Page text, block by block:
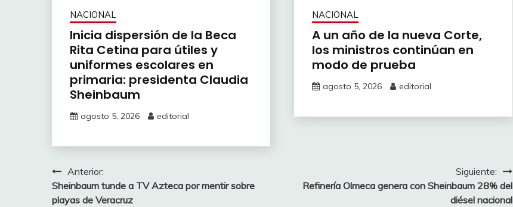
NACIONAL
Inicia dispersión de la Beca
Rita Cetina para útiles y
uniformes escolares en
primaria: presidenta Claudia
Sheinbaum
agosto 5, 2026 editorial
NACIONAL
A un año de la nueva Corte,
los ministros continúan en
modo de prueba
agosto 5, 2026 editorial
Navegación
de
Anterior:
Sheinbaum tunde a TV Azteca por mentir sobre
playas de Veracruz
Siguiente:
Refinería Olmeca genera con Sheinbaum 28% del
diésel nacional